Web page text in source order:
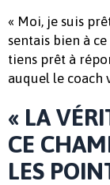
« Moi, je suis
sentais bien à
tiens prêt à
auquel le coach
« LA
CE
LES